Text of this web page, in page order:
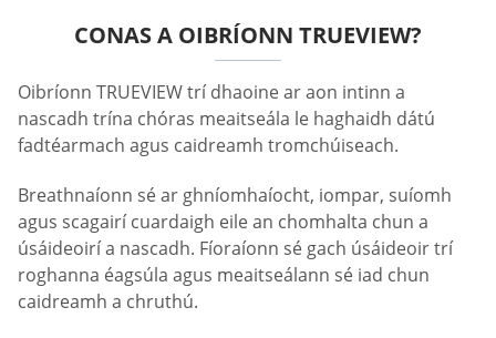
CONAS A OIBRÍONN TRUEVIEW?
Oibríonn TRUEVIEW trí dhaoine ar aon intinn a
nascadh trína chóras meaitseála le haghaidh dátú
fadtéarmach agus caidreamh tromchúiseach.
Breathnaíonn sé ar ghníomhaíocht, iompar, suíomh
agus scagairí cuardaigh eile an chomhalta chun a
úsáideoirí a nascadh. Fíoraíonn sé gach úsáideoir trí
roghanna éagsúla agus meaitseálann sé iad chun
caidreamh a chruthú.